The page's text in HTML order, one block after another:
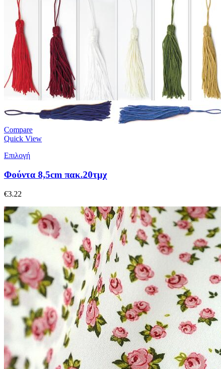
Compare
Quick View
Επιλογή
Φούντα 8,5cm πακ.20τμχ
€3.22